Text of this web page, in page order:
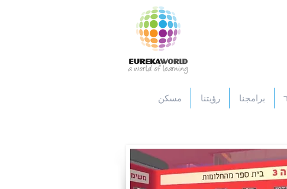
مسكن رؤيتنا برامجنا